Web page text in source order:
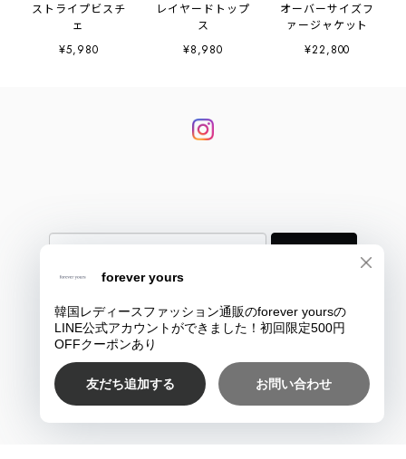
ストライプビスチ
ェ
¥5,980
レイヤードトップ
ス
¥8,980
オーバーサイズフ
ァージャケット
¥22,800
登録
プライバシーポリシー
特定商取引法に基づく表記
COPYRIGHT © 韓国大人レディースファッション通販のforever yours